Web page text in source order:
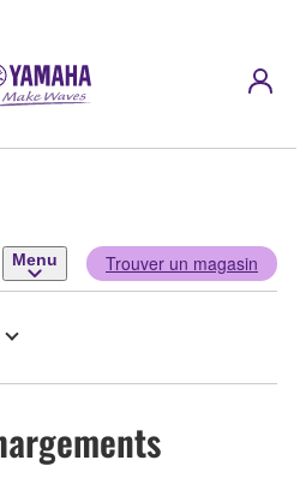
Menu Trouver un magasin